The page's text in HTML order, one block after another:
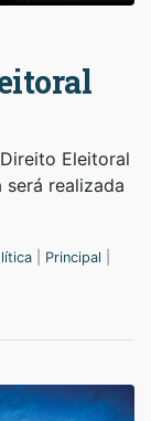
Eleitoral
realizada
Principal